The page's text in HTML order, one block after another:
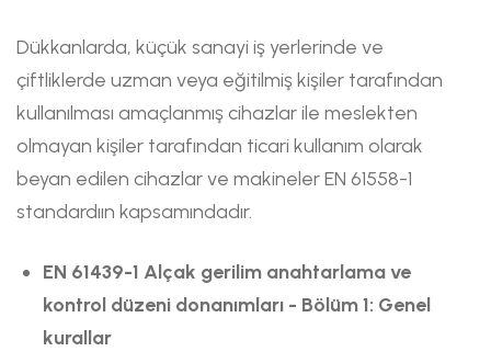
Dükkanlarda, küçük sanayi iş yerlerinde ve
çiftliklerde uzman veya eğitilmiş kişiler tarafından
kullanılması amaçlanmış cihazlar ile meslekten
olmayan kişiler tarafından ticari kullanım olarak
beyan edilen cihazlar ve makineler EN 61558-1
standardıın kapsamındadır.
EN 61439-1 Alçak gerilim anahtarlama ve
kontrol düzeni donanımları - Bölüm 1: Genel
kurallar